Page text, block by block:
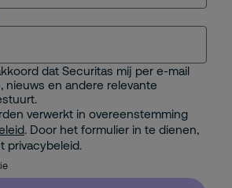
Extern
dat Securitas mij per e-mail
nieuws en andere relevante
verwerkt in overeenstemming
. Door het formulier in te dienen,
privacybeleid.